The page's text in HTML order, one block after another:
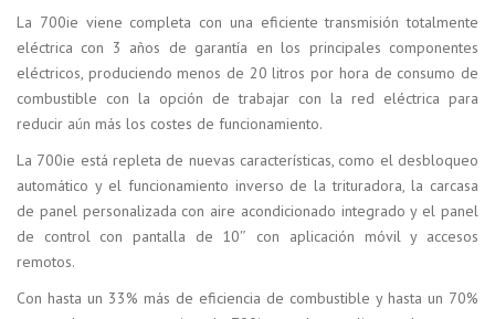
La 700ie viene completa con una eficiente transmisión totalmente
eléctrica con 3 años de garantía en los principales componentes
eléctricos, produciendo menos de 20 litros por hora de consumo de
combustible con la opción de trabajar con la red eléctrica para
reducir aún más los costes de funcionamiento.
La 700ie está repleta de nuevas características, como el desbloqueo
automático y el funcionamiento inverso de la trituradora, la carcasa
de panel personalizada con aire acondicionado integrado y el panel
de control con pantalla de 10″ con aplicación móvil y accesos
remotos.
Con hasta un 33% más de eficiencia de combustible y hasta un 70%